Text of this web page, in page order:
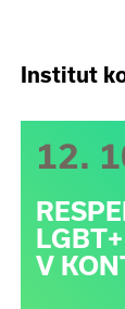
Institut
12.
V